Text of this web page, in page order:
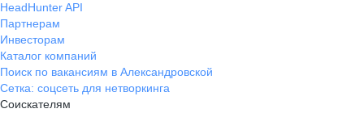
HeadHunter API
Партнерам
Инвесторам
Каталог компаний
Поиск по вакансиям в Александровской
Сетка: соцсеть для нетворкинга
Соискателям